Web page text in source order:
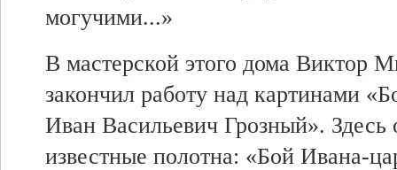
могучими...»
В мастерской этого дома Виктор
закончил работу над картинами
Иван Васильевич Грозный». Здесь
известные полотна: «Бой Ивана-